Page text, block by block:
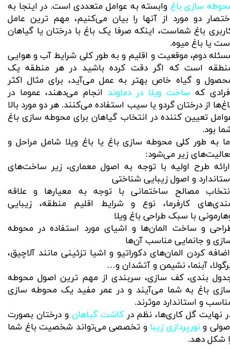
سازی باغ وابسته به عوامل متعددی است. در اینجا به
دو مورد از آنها را بیان می‌کنیم، مهم ترین عامل
باغ شماست، اینکه صرفا یک باغ با درختان یا گیاهان
یا باغ میوه.
دوم، موقعیت و اقلیم و به طور کلی شرایط آب و هوایی
است که اگر دقت کرده باشید در هر منطقه یک
و گیاه خاص بهتر به عمل می‌آید، برای مثال اکثر
که ساخت ویلا در دماوند انجام می‌دهند، عموما در
از درختان گردو یا سیب استفاده می‌کنند. هر دو مورد بالا
تعیین کننده در انتخاب گیاهان برای محوطه سازی باغ
بود.
به طور کلی محوطه سازی باغ یاباغ ویلا شامل مراحل و
زیر می‌شود:
طرح اولیه با توجه به اصول معماری، زیر ساخت‌های
و اصول زیبایی شناختی
مصالح ساختمانی با توجه به معیار‌ها و علاقه
کارفرما، نوع و شرایط اقلیم منطقه، زیبایی
با سبک طراحی باغ ویلا
و ساخت المان‌ها و اشیای مورد استفاده در محوطه
و جانمایی مناسب آن‌ها
کردن المان‌های دکوراتیو و اشیا تزئینی مانند آلاچیق،
آبنما، نشیمن و آتشدان و…
بندی، کف سازی، سربندی از مهم ترین اصول محوطه
باغبه شما می‌آیند و در عمر مفید یک محوطه سازی
و استاندارد موثرند.
نهایت گل کاری‌ها، نظم درکاشت گیاهان و درختان بصورت
ونورپردازی زیبا و تخصصی می‌تواند شخصیت باغ شما
شکل دهد.